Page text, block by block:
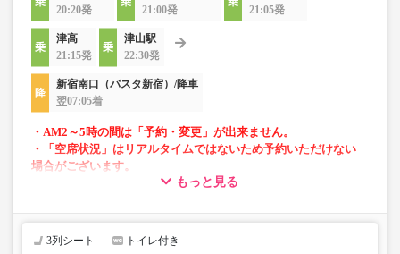
20:20発
21:00発
21:05発
津高
21:15発
津山駅
22:30発
新宿南口（バスタ新宿）/降車
翌07:05着
・AM2～5時の間は「予約・変更」が出来ません。
・「空席状況」はリアルタイムではないため予約いただけない
場合がございます。
す。
・3列シートでゆったり快適なバス旅を。
もっと見る
3列シート トイレ付き